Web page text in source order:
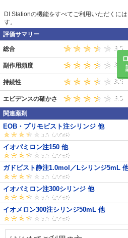
DI Stationの機能をすべてご利用いただくには
す。
評価サマリー
総合
副作用頻度
持続性
エビデンスの確かさ
関連薬剤
EOB・プリモビスト注シリンジ 他
イオパミロン注150 他
ガドビスト静注1.0mol／Lシリンジ5mL
イオパミロン注300シリンジ 他
イオメロン300注シリンジ50mL 他